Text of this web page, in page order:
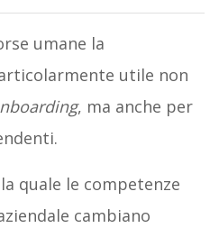
umane la
utile non
, ma anche per
quale le competenze
cambiano